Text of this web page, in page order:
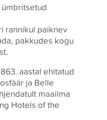
rannikul paiknev
pakkudes kogu
aastal ehitatud
ja Belle
maailma
Hotels of the